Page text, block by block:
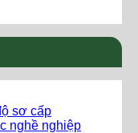
sơ cấp
nghề nghiệp